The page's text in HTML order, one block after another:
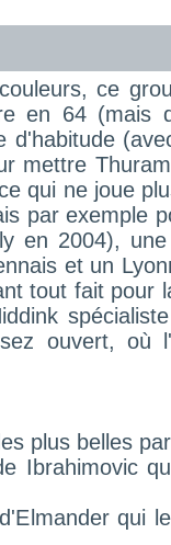
ce
en 64 (mais
d'habitude
mettre
qui ne joue
par exemple
en 2004),
et un
tout fait pour
ouvert, où
plus belles
Ibrahimovic
qui